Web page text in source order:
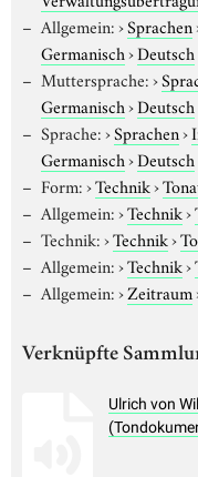
Allgemein:›Sprachen
Germanisch›Deutsch
Muttersprache:›
Germanisch›Deutsch
Sprache:›Sprachen›
Germanisch›Deutsch
Form:›Technik›
Allgemein:›Technik›
Technik:›Technik›
Allgemein:›Technik›
Allgemein:›Zeitraum
Verknüpfte
Ulrich von